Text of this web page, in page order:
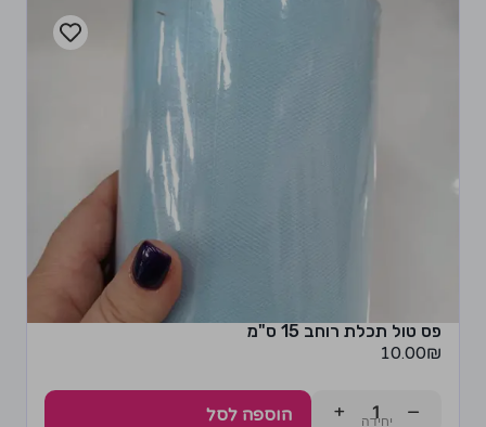
פס טול תכלת רוחב 15 ס"מ
10.00₪
−
+ הוספה לסל